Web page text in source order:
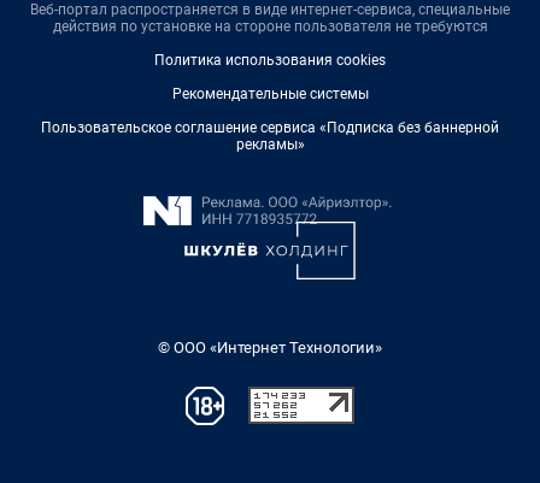
Веб-портал распространяется в виде интернет-сервиса, специальные
действия по установке на стороне пользователя не требуются
Политика использования cookies
Рекомендательные системы
Пользовательское соглашение сервиса «Подписка без баннерной
рекламы»
© ООО «Интернет Технологии»